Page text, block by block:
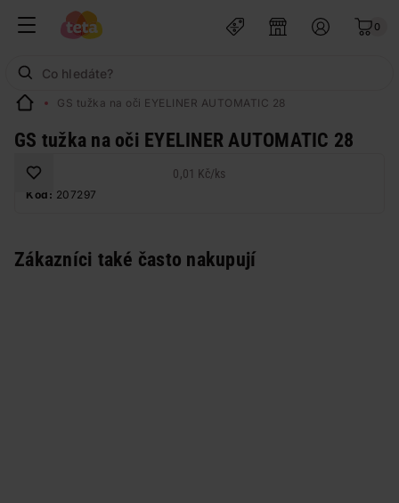
0
GS tužka na oči EYELINER AUTOMATIC 28
GS tužka na oči EYELINER AUTOMATIC 28
0,01 Kč/ks
Kód: 207297
Zákazníci také často nakupují